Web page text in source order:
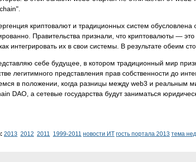
криптовалют и традиционных систем
Правительства признали, что криптовалюты —
интегрировать их в свои системы. В результате обеим
себе будущее, в котором традиционный мир
легитимного представления прав собственности до
в положении, когда разницы между web3 и реальным
DAO, а сетевые государства будут заниматься
2013 2012 2011 1999-2011 новости ИТ гость портала 2013 тема